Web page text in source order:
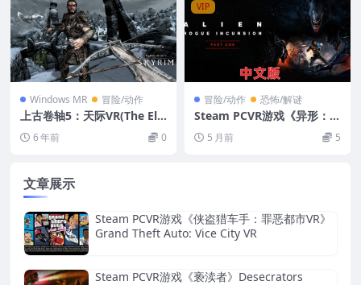
Windows MR 冒险/动作
上古卷轴5：天际VR(The Eld
er Scrolls V: Skyrim VR)
6 年前 0
VIP
冒险/动作 恐怖/解谜
Steam PCVR游戏《异形：侠
盗入侵 VR》Alien: Rogue I
ncursion VR
5 月前 5
文章展示
Steam PCVR游戏《侠盗猎车手：罪恶都市VR》
Grand Theft Auto: Vice City VR
Steam PCVR游戏《亵渎者》Desecrators